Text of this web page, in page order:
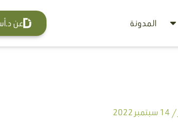
المدونة عن
/ 14 سبتمبر 2022